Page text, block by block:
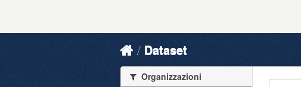
Dataset
Organizzazioni